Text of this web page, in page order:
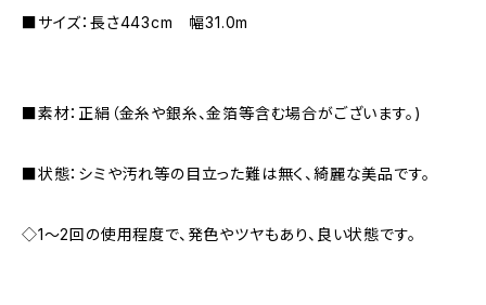
■サイズ：長さ443cm 幅31.0m
■素材：正絹（金糸や銀糸、金箔等含む場合がございます。)
■状態：シミや汚れ等の目立った難は無く、綺麗な美品です。
◇1～2回の使用程度で、発色やツヤもあり、良い状態です。